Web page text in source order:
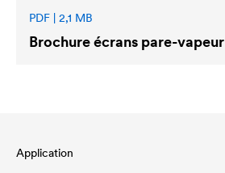
PDF | 2,1 MB
Brochure écrans pare-vapeur
Application